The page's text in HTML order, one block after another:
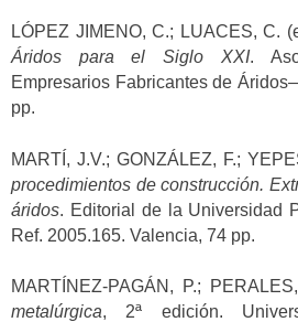
LÓPEZ JIMENO, C.; LUACES, C.
Áridos para el Siglo XXI.
Empresarios Fabricantes de
pp.
MARTÍ, J.V.; GONZÁLEZ, F.;
procedimientos de construcción.
áridos. Editorial de la Universidad
Ref. 2005.165. Valencia, 74 pp.
MARTÍNEZ-PAGÁN, P.;
metalúrgica, 2ª edición.